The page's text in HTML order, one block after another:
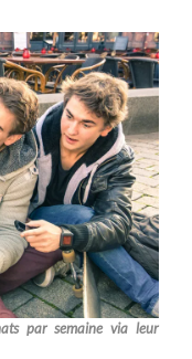
par semaine via leur